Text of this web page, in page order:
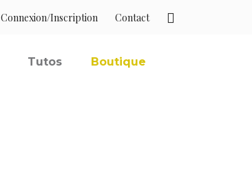
Connexion/Inscription Contact
Tutos Boutique